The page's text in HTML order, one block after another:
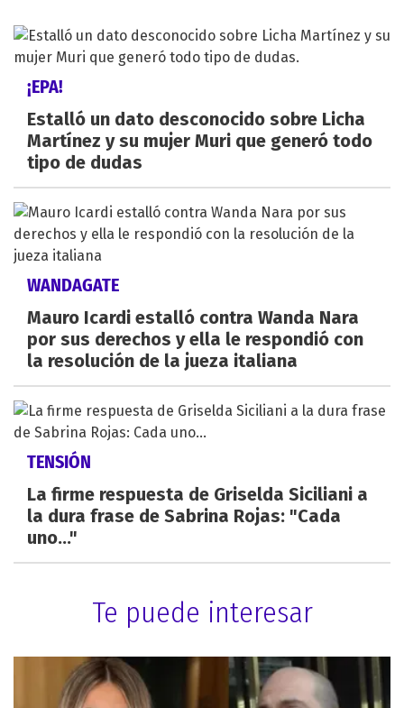
¡EPA!
Estalló un dato desconocido sobre Licha
Martínez y su mujer Muri que generó todo
tipo de dudas
WANDAGATE
Mauro Icardi estalló contra Wanda Nara
por sus derechos y ella le respondió con
la resolución de la jueza italiana
TENSIÓN
La firme respuesta de Griselda Siciliani a
la dura frase de Sabrina Rojas: "Cada
uno..."
Te puede interesar